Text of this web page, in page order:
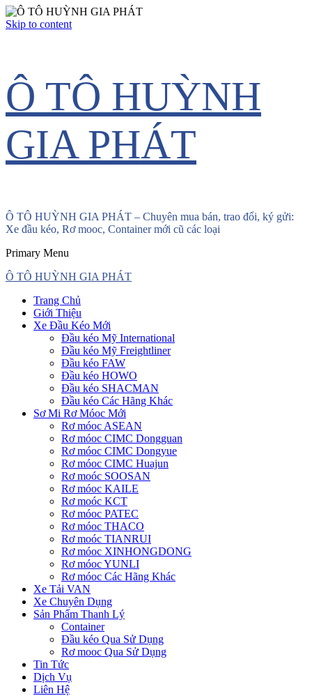
Skip to content
Ô TÔ HUỲNH
GIA PHÁT
Ô TÔ HUỲNH GIA PHÁT – Chuyên mua bán, trao đổi, ký gửi:
Xe đầu kéo, Rơ mooc, Container mới cũ các loại
Primary Menu
Ô TÔ HUỲNH GIA PHÁT
Trang Chủ
Giới Thiệu
Xe Đầu Kéo Mới
Đầu kéo Mỹ International
Đầu kéo Mỹ Freightliner
Đầu kéo FAW
Đầu kéo HOWO
Đầu kéo SHACMAN
Đầu kéo Các Hãng Khác
Sơ Mi Rơ Móoc Mới
Rơ móoc ASEAN
Rơ móoc CIMC Dongguan
Rơ móoc CIMC Dongyue
Rơ móoc CIMC Huajun
Rơ moóc SOOSAN
Rơ móoc KAILE
Rơ moóc KCT
Rơ móoc PATEC
Rơ móoc THACO
Rơ moóc TIANRUI
Rơ móoc XINHONGDONG
Rơ móoc YUNLI
Rơ móoc Các Hãng Khác
Xe Tải VAN
Xe Chuyên Dụng
Sản Phẩm Thanh Lý
Container
Đầu kéo Qua Sử Dụng
Rơ mooc Qua Sử Dụng
Tin Tức
Dịch Vụ
Liên Hệ